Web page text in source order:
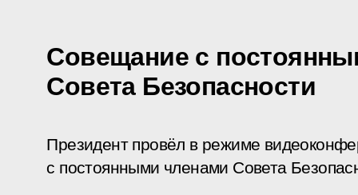
Совещание с
Совета Безопасности
Президент провёл в режиме
с постоянными членами Совета